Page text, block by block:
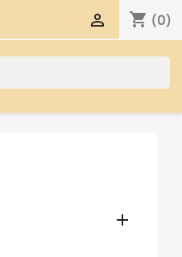
shopping_cart (0)

